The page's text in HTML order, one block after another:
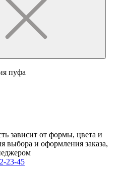
пуфа
зависит от формы, цвета и
выбора и оформления заказа,
23-45